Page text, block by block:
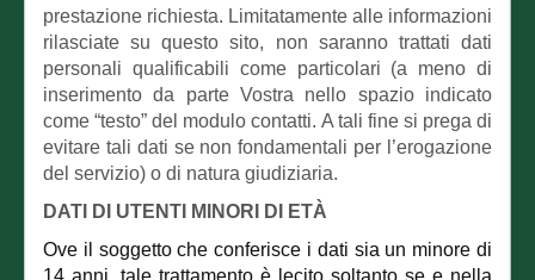
prestazione richiesta. Limitatamente alle informazioni
rilasciate su questo sito, non saranno trattati dati
personali qualificabili come particolari (a meno di
inserimento da parte Vostra nello spazio indicato
come “testo” del modulo contatti. A tali fine si prega di
evitare tali dati se non fondamentali per l’erogazione
del servizio) o di natura giudiziaria.
DATI DI UTENTI MINORI DI ETÀ
Ove il soggetto che conferisce i dati sia un minore di